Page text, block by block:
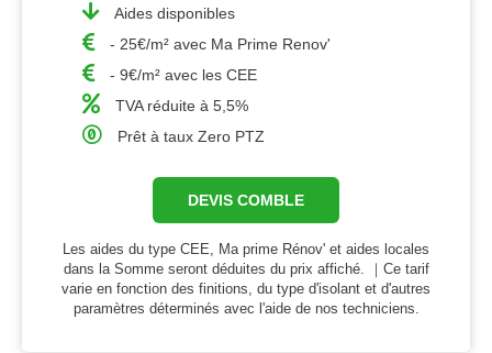
Aides disponibles
- 25€/m² avec Ma Prime Renov'
- 9€/m² avec les CEE
TVA réduite à 5,5%
Prêt à taux Zero PTZ
DEVIS COMBLE
Les aides du type CEE, Ma prime Rénov' et aides locales
dans la Somme seront déduites du prix affiché. ｜Ce tarif
varie en fonction des finitions, du type d'isolant et d'autres
paramètres déterminés avec l'aide de nos techniciens.